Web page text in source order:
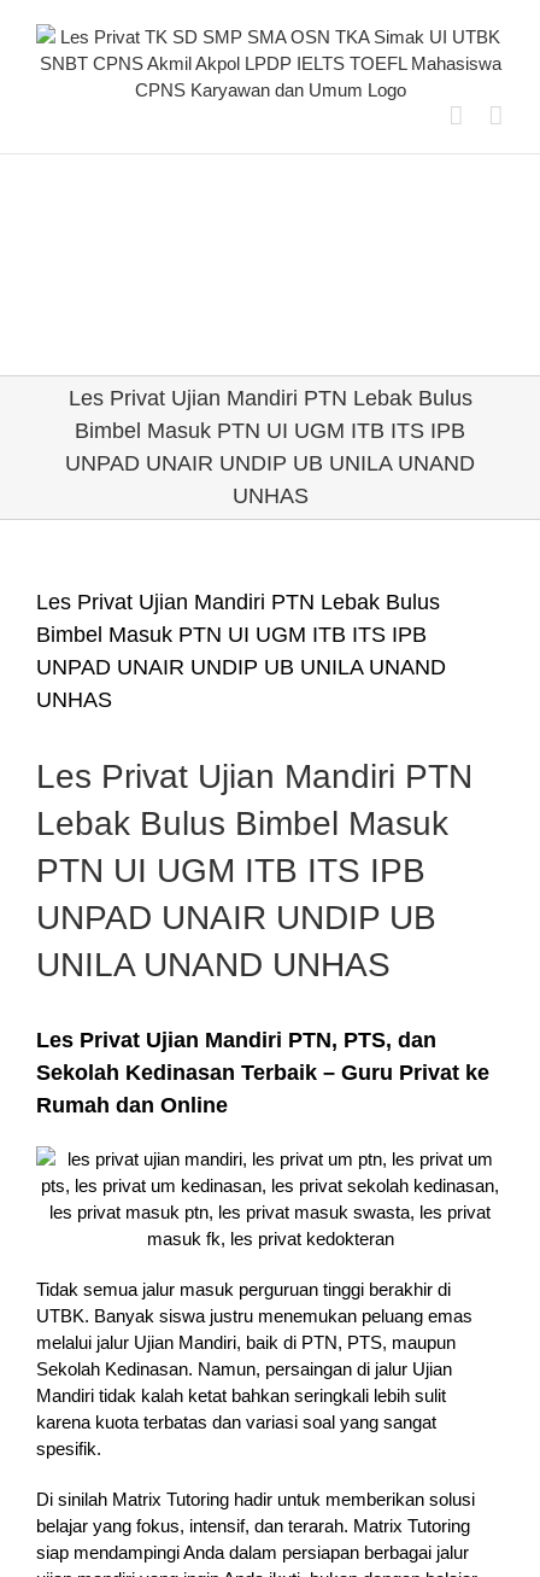
content
Les Privat Ujian Mandiri PTN Lebak Bulus
Bimbel Masuk PTN UI UGM ITB ITS IPB
UNPAD UNAIR UNDIP UB UNILA UNAND
UNHAS
Les Privat Ujian Mandiri PTN Lebak Bulus
Bimbel Masuk PTN UI UGM ITB ITS IPB
UNPAD UNAIR UNDIP UB UNILA UNAND
UNHAS
Les Privat Ujian Mandiri PTN
Lebak Bulus Bimbel Masuk
PTN UI UGM ITB ITS IPB
UNPAD UNAIR UNDIP UB
UNILA UNAND UNHAS
Les Privat Ujian Mandiri PTN, PTS, dan
Sekolah Kedinasan Terbaik – Guru Privat ke
Rumah dan Online
Tidak semua jalur masuk perguruan tinggi berakhir di
UTBK. Banyak siswa justru menemukan peluang emas
melalui jalur Ujian Mandiri, baik di PTN, PTS, maupun
Sekolah Kedinasan. Namun, persaingan di jalur Ujian
Mandiri tidak kalah ketat bahkan seringkali lebih sulit
karena kuota terbatas dan variasi soal yang sangat
spesifik.
Di sinilah Matrix Tutoring hadir untuk memberikan solusi
belajar yang fokus, intensif, dan terarah. Matrix Tutoring
siap mendampingi Anda dalam persiapan berbagai jalur